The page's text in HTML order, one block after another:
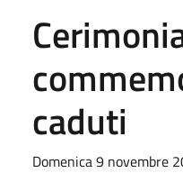
caduti
Domenica 9 novembre